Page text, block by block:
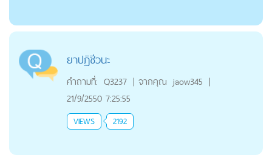
ยาปฏิชีวนะ
คำถามที่: Q3237 | จากคุณ jaow345 |
21/9/2550 7:25:55
VIEWS 2192